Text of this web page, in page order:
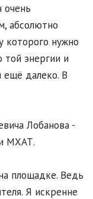
очень
абсолютно
которого нужно
той энергии и
ещё далеко. В
Лобанова -
МХАТ.
площадке. Ведь
Я искренне